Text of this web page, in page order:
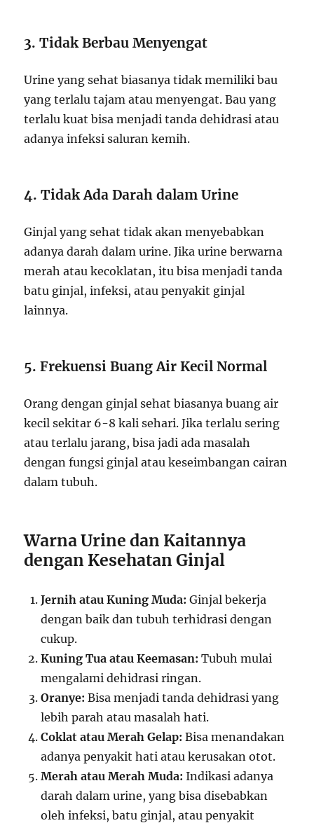
3. Tidak Berbau Menyengat
Urine yang sehat biasanya tidak memiliki bau
yang terlalu tajam atau menyengat. Bau yang
terlalu kuat bisa menjadi tanda dehidrasi atau
adanya infeksi saluran kemih.
4. Tidak Ada Darah dalam Urine
Ginjal yang sehat tidak akan menyebabkan
adanya darah dalam urine. Jika urine berwarna
merah atau kecoklatan, itu bisa menjadi tanda
batu ginjal, infeksi, atau penyakit ginjal
lainnya.
5. Frekuensi Buang Air Kecil Normal
Orang dengan ginjal sehat biasanya buang air
kecil sekitar 6-8 kali sehari. Jika terlalu sering
atau terlalu jarang, bisa jadi ada masalah
dengan fungsi ginjal atau keseimbangan cairan
dalam tubuh.
Warna Urine dan Kaitannya
dengan Kesehatan Ginjal
Jernih atau Kuning Muda: Ginjal bekerja
dengan baik dan tubuh terhidrasi dengan
cukup.
Kuning Tua atau Keemasan: Tubuh mulai
mengalami dehidrasi ringan.
Oranye: Bisa menjadi tanda dehidrasi yang
lebih parah atau masalah hati.
Coklat atau Merah Gelap: Bisa menandakan
adanya penyakit hati atau kerusakan otot.
Merah atau Merah Muda: Indikasi adanya
darah dalam urine, yang bisa disebabkan
oleh infeksi, batu ginjal, atau penyakit